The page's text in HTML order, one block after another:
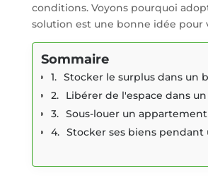
conditions. Voyons pourquoi
solution est une bonne idée pour
Sommaire
Stocker le surplus dans un box de
Libérer de l'espace dans un
Sous-louer un appartement en
Stocker ses biens pendant une